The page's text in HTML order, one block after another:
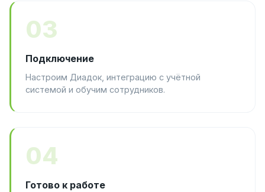
03
Подключение
Настроим Диадок, интеграцию с учётной
системой и обучим сотрудников.
04
Готово к работе